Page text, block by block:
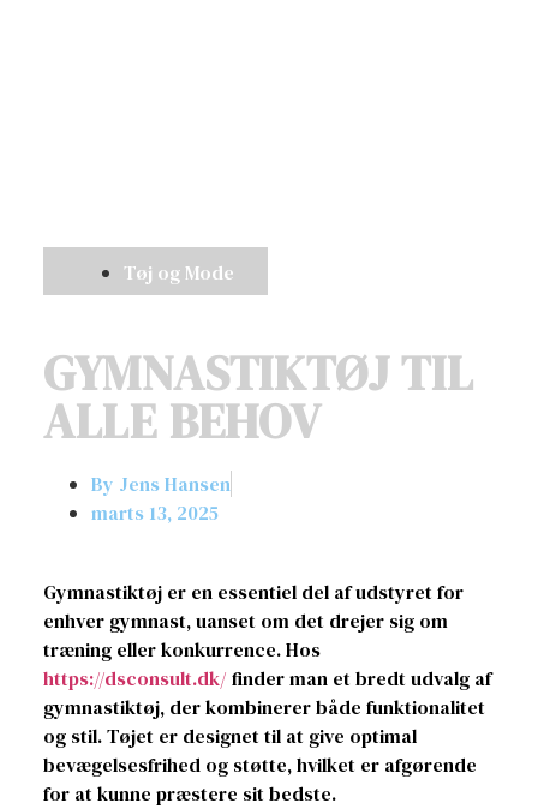
Tøj og Mode
GYMNASTIKTØJ TIL
ALLE BEHOV
By Jens Hansen
marts 13, 2025
Gymnastiktøj er en essentiel del af udstyret for
enhver gymnast, uanset om det drejer sig om
træning eller konkurrence. Hos
https://dsconsult.dk/ finder man et bredt udvalg af
gymnastiktøj, der kombinerer både funktionalitet
og stil. Tøjet er designet til at give optimal
bevægelsesfrihed og støtte, hvilket er afgørende
for at kunne præstere sit bedste.